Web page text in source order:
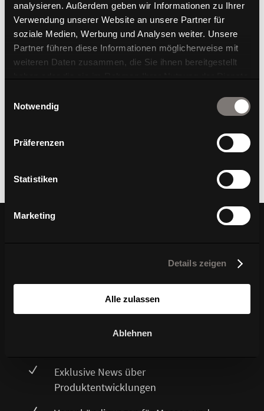
analysieren. Außerdem geben wir Informationen zu Ihrer
Verwendung unserer Website an unsere Partner für
soziale Medien, Werbung und Analysen weiter. Unsere
Partner führen diese Informationen möglicherweise mit
weiteren Daten zusammen, die Sie ihnen bereitgestellt
Notwendig
Präferenzen
Statistiken
Marketing
Details zeigen
Alle zulassen
Ablehnen
WAGNER x bdia
Bewegung im bdia WAGNER Living freut sich, bekannt zu
geben, dass wir als neues Mitglied im Förderkreis des bdia
Innenarchitekten) aufgenommen wurden. Diese
N
Exklusive News über
Produktentwicklungen